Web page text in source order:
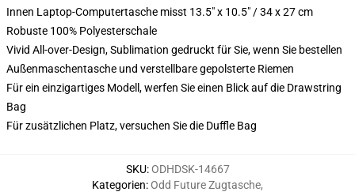
Innen Laptop-Computertasche misst 13.5" x 10.5" / 34 x 27 cm
Robuste 100% Polyesterschale
Vivid All-over-Design, Sublimation gedruckt für Sie, wenn Sie bestellen
Außenmaschentasche und verstellbare gepolsterte Riemen
Für ein einzigartiges Modell, werfen Sie einen Blick auf die Drawstring
Bag
Für zusätzlichen Platz, versuchen Sie die Duffle Bag
SKU:ODHDSK-14667
Kategorien:Odd Future Zugtasche,